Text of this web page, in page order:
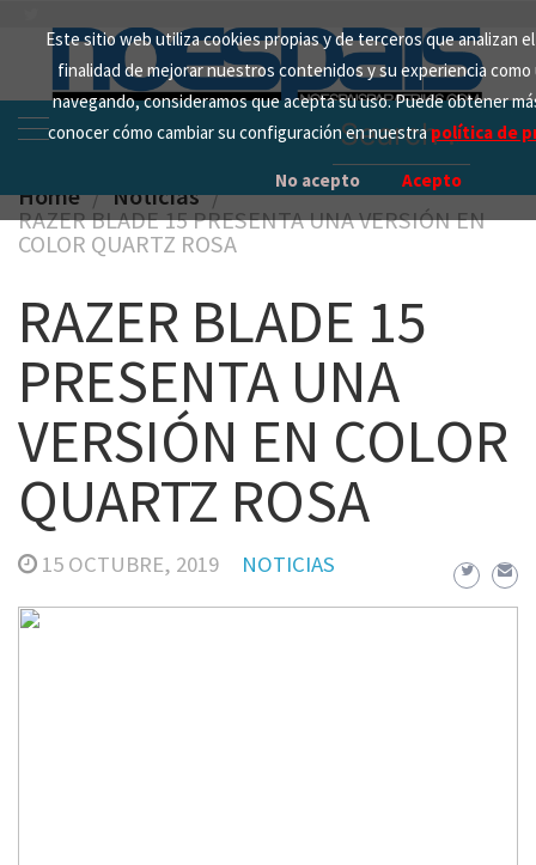
Este sitio web utiliza cookies propias y de terceros que analizan
finalidad de mejorar nuestros contenidos y su experiencia como
navegando, consideramos que acepta su uso. Puede obtener
conocer cómo cambiar su configuración en nuestrapolítica de
No acepto Acepto
content
Search
for:
Home Noticias
RAZER BLADE 15 PRESENTA UNA VERSIÓN EN
COLOR QUARTZ ROSA
RAZER BLADE 15
PRESENTA UNA
VERSIÓN EN COLOR
QUARTZ ROSA
15 OCTUBRE, 2019 NOTICIAS